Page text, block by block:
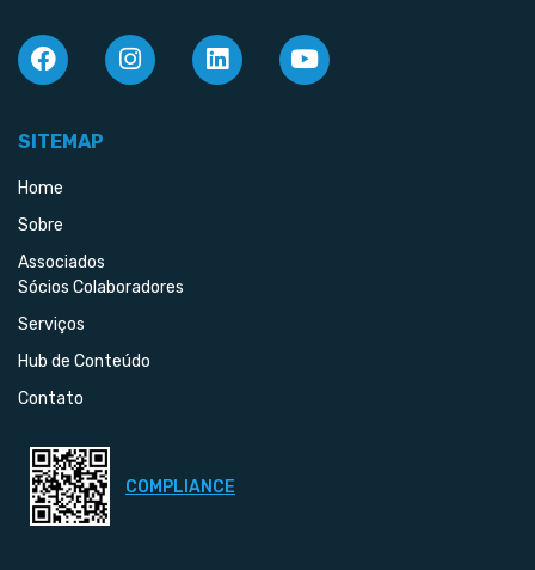
SITEMAP
Home
Sobre
Associados
Sócios Colaboradores
Serviços
Hub de Conteúdo
Contato
COMPLIANCE